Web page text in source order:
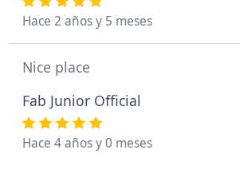
Hace 2 años y 5 meses
Nice place
Fab Junior Official
Hace 4 años y 0 meses